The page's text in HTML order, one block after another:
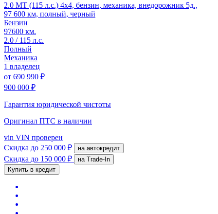
2.0 MT (115 л.с.) 4x4, бензин, механика, внедорожник 5д.,
97 600 км, полный, черный
Бензин
97600 км.
2.0 / 115 л.с.
Полный
Механика
1 владелец
от 690 990 ₽
900 000 ₽
Гарантия юридической чистоты
Оригинал ПТС в наличии
vin VIN проверен
Скидка до 250 000 ₽ на автокредит
Скидка до 150 000 ₽
на Trade-In
Купить в кредит